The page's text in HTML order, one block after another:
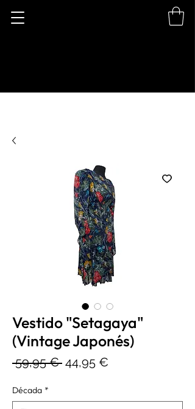
Vestido "Setagaya"
(Vintage Japonés)
59,95 € Precio
44,95 €
Década *